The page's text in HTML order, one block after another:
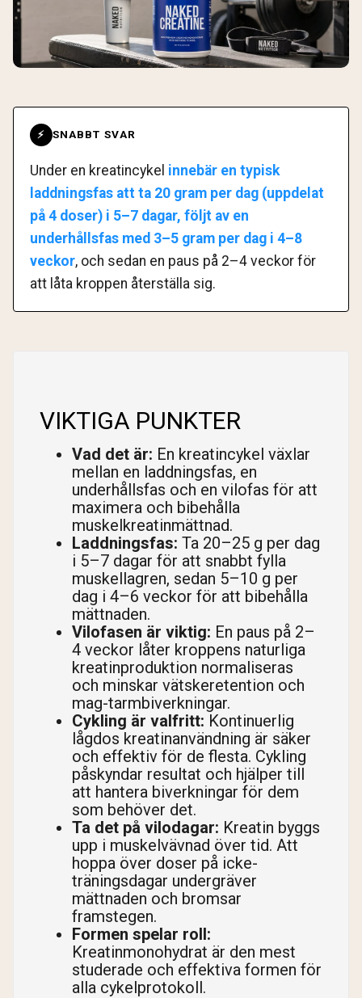
⚡ SNABBT SVAR
Under en kreatincykel innebär en typisk
laddningsfas att ta 20 gram per dag (uppdelat
på 4 doser) i 5–7 dagar, följt av en
underhållsfas med 3–5 gram per dag i 4–8
veckor, och sedan en paus på 2–4 veckor för
att låta kroppen återställa sig.
VIKTIGA PUNKTER
Vad det är: En kreatincykel växlar
mellan en laddningsfas, en
underhållsfas och en vilofas för att
maximera och bibehålla
muskelkreatinmättnad.
Laddningsfas: Ta 20–25 g per dag
i 5–7 dagar för att snabbt fylla
muskellagren, sedan 5–10 g per
dag i 4–6 veckor för att bibehålla
mättnaden.
Vilofasen är viktig: En paus på 2–
4 veckor låter kroppens naturliga
kreatinproduktion normaliseras
och minskar vätskeretention och
mag-tarmbiverkningar.
Cykling är valfritt: Kontinuerlig
lågdos kreatinanvändning är säker
och effektiv för de flesta. Cykling
påskyndar resultat och hjälper till
att hantera biverkningar för dem
som behöver det.
Ta det på vilodagar: Kreatin byggs
upp i muskelvävnad över tid. Att
hoppa över doser på icke-
träningsdagar undergräver
mättnaden och bromsar
framstegen.
Formen spelar roll:
Kreatinmonohydrat är den mest
studerade och effektiva formen för
alla cykelprotokoll.